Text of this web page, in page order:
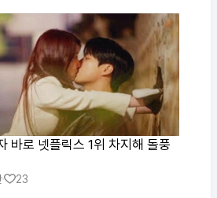
바로 넷플릭스 1위 차지해 돌풍
23